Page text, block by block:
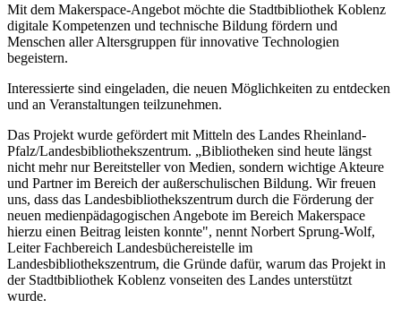
Mit dem Makerspace-Angebot möchte die Stadtbibliothek Koblenz
digitale Kompetenzen und technische Bildung fördern und
Menschen aller Altersgruppen für innovative Technologien
begeistern.
Interessierte sind eingeladen, die neuen Möglichkeiten zu entdecken
und an Veranstaltungen teilzunehmen.
Das Projekt wurde gefördert mit Mitteln des Landes Rheinland-
Pfalz/Landesbibliothekszentrum. „Bibliotheken sind heute längst
nicht mehr nur Bereitsteller von Medien, sondern wichtige Akteure
und Partner im Bereich der außerschulischen Bildung. Wir freuen
uns, dass das Landesbibliothekszentrum durch die Förderung der
neuen medienpädagogischen Angebote im Bereich Makerspace
hierzu einen Beitrag leisten konnte", nennt Norbert Sprung-Wolf,
Leiter Fachbereich Landesbüchereistelle im
Landesbibliothekszentrum, die Gründe dafür, warum das Projekt in
der Stadtbibliothek Koblenz vonseiten des Landes unterstützt
wurde.